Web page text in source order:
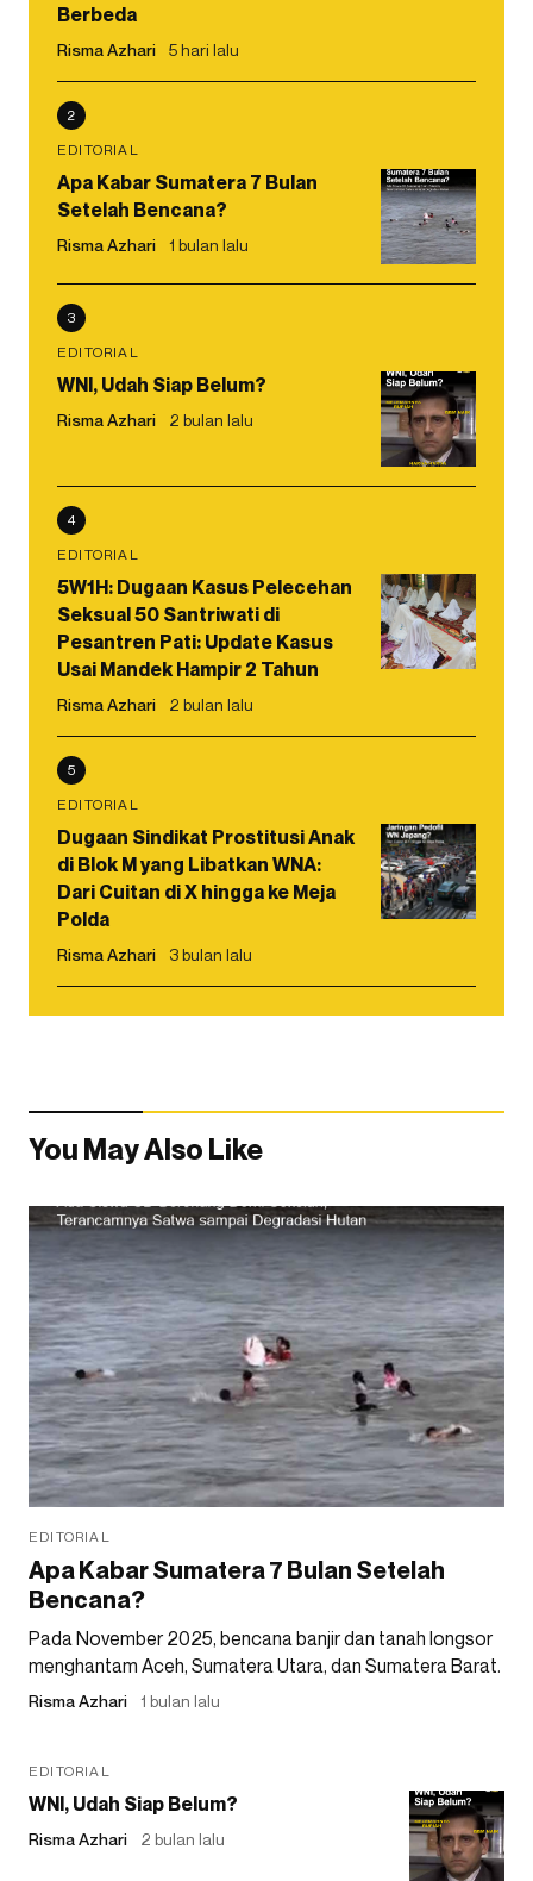
Berbeda
Risma Azhari 5 hari lalu
2
EDITORIAL
Apa Kabar Sumatera 7 Bulan
Setelah Bencana?
Risma Azhari 1 bulan lalu
3
EDITORIAL
WNI, Udah Siap Belum?
Risma Azhari 2 bulan lalu
4
EDITORIAL
5W1H: Dugaan Kasus Pelecehan
Seksual 50 Santriwati di
Pesantren Pati: Update Kasus
Usai Mandek Hampir 2 Tahun
Risma Azhari 2 bulan lalu
5
EDITORIAL
Dugaan Sindikat Prostitusi Anak
di Blok M yang Libatkan WNA:
Dari Cuitan di X hingga ke Meja
Polda
Risma Azhari 3 bulan lalu
You May Also Like
EDITORIAL
Apa Kabar Sumatera 7 Bulan Setelah
Bencana?
Pada November 2025, bencana banjir dan tanah longsor
menghantam Aceh, Sumatera Utara, dan Sumatera Barat.
Risma Azhari 1 bulan lalu
EDITORIAL
WNI, Udah Siap Belum?
Risma Azhari 2 bulan lalu